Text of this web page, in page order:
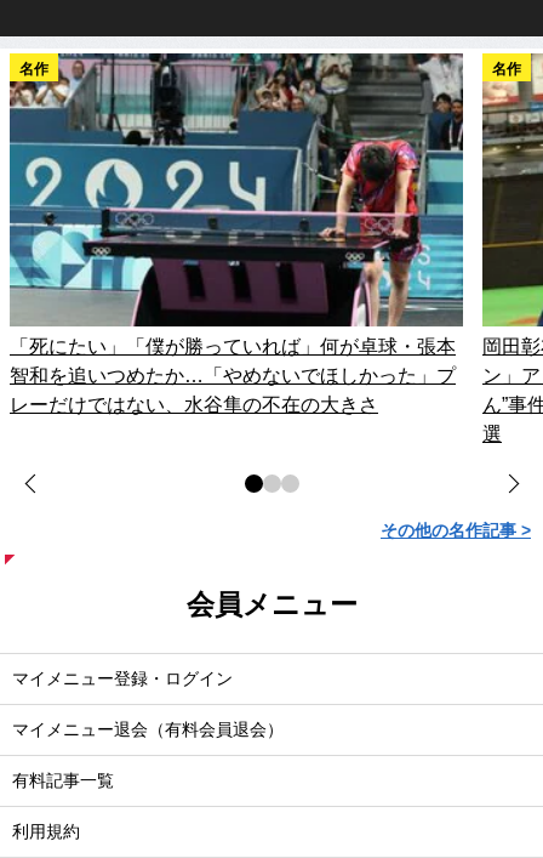
名作
「死にたい」「僕が勝っていれば」何が卓球・張本
智和を追いつめたか…「やめないでほしかった」プ
レーだけではない、水谷隼の不在の大きさ
名作
岡田
ン」
ん”事
選
その他の名作記事 >
会員メニュー
マイメニュー登録・ログイン
マイメニュー退会（有料会員退会）
有料記事一覧
利用規約